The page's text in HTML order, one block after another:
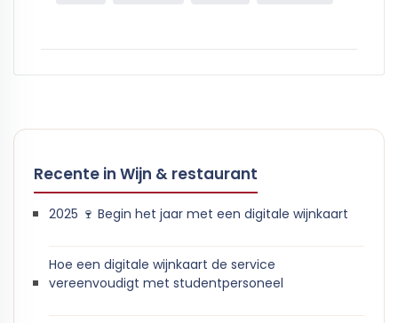
Recente in Wijn & restaurant
2025 🍷 Begin het jaar met een digitale wijnkaart
Hoe een digitale wijnkaart de service
vereenvoudigt met studentpersoneel